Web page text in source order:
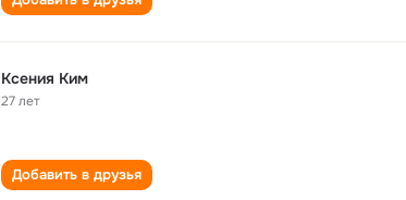
Kсения Ким
27 лет
Добавить в друзья